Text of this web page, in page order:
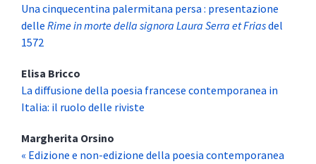
Una cinquecentina palermitana persa : presentazione
delle Rime in morte della signora Laura Serra et Friasdel
1572
Elisa Bricco
La diffusione della poesia francese contemporanea in
Italia: il ruolo delle riviste
Margherita Orsino
« Edizione e non-edizione della poesia contemporanea